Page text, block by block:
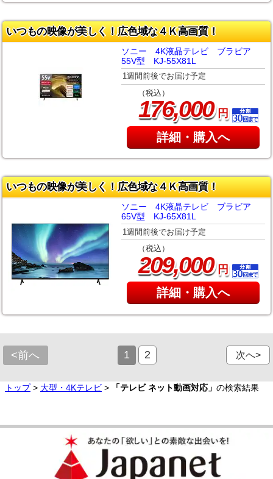
いつもの映像が美しく！広色域な４Ｋ高画質！
ソニー 4K液晶テレビ ブラビア
55V型 KJ-55X81L
1週間前後でお届け予定
（税込）
176,000円
詳細・購入へ
いつもの映像が美しく！広色域な４Ｋ高画質！
ソニー 4K液晶テレビ ブラビア
65V型 KJ-65X81L
1週間前後でお届け予定
（税込）
209,000円
詳細・購入へ
<前へ 1 2 次へ>
トップ> 大型・4Kテレビ > 「テレビ ネット動画対応」 の検索結果